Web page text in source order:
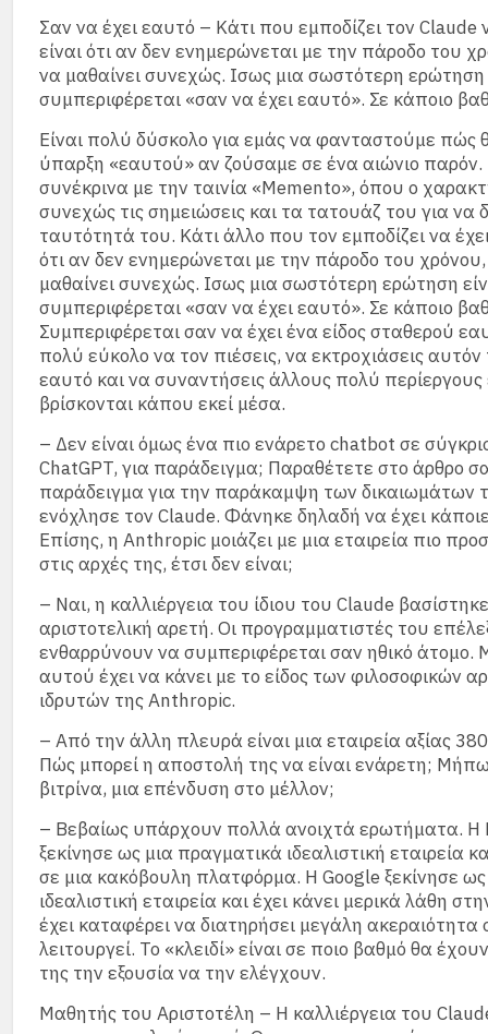
Σαν να έχει εαυτό – Κάτι που εμποδίζει τον Claude
είναι ότι αν δεν ενημερώνεται με την πάροδο του
να μαθαίνει συνεχώς. Ισως μια σωστότερη ερώτηση
συμπεριφέρεται «σαν να έχει εαυτό». Σε κάποιο
Είναι πολύ δύσκολο για εμάς να φανταστούμε πώς
ύπαρξη «εαυτού» αν ζούσαμε σε ένα αιώνιο παρόν.
συνέκρινα με την ταινία «Memento», όπου ο
συνεχώς τις σημειώσεις και τα τατουάζ του για να
ταυτότητά του. Κάτι άλλο που τον εμποδίζει να
ότι αν δεν ενημερώνεται με την πάροδο του
μαθαίνει συνεχώς. Ισως μια σωστότερη ερώτηση
συμπεριφέρεται «σαν να έχει εαυτό». Σε κάποιο
Συμπεριφέρεται σαν να έχει ένα είδος σταθερού
πολύ εύκολο να τον πιέσεις, να εκτροχιάσεις
εαυτό και να συναντήσεις άλλους πολύ
βρίσκονται κάπου εκεί μέσα.
– Δεν είναι όμως ένα πιο ενάρετο chatbot σε
ChatGPT, για παράδειγμα; Παραθέτετε στο άρθρο
παράδειγμα για την παράκαμψη των δικαιωμάτων
ενόχλησε τον Claude. Φάνηκε δηλαδή να έχει
Επίσης, η Anthropic μοιάζει με μια εταιρεία πιο
στις αρχές της, έτσι δεν είναι;
– Ναι, η καλλιέργεια του ίδιου του Claude
αριστοτελική αρετή. Οι προγραμματιστές του
ενθαρρύνουν να συμπεριφέρεται σαν ηθικό άτομο.
αυτού έχει να κάνει με το είδος των φιλοσοφικών
ιδρυτών της Anthropic.
– Από την άλλη πλευρά είναι μια εταιρεία αξίας
Πώς μπορεί η αποστολή της να είναι ενάρετη;
βιτρίνα, μια επένδυση στο μέλλον;
– Βεβαίως υπάρχουν πολλά ανοιχτά ερωτήματα. Η
ξεκίνησε ως μια πραγματικά ιδεαλιστική εταιρεία
σε μια κακόβουλη πλατφόρμα. Η Google ξεκίνησε
ιδεαλιστική εταιρεία και έχει κάνει μερικά λάθη
έχει καταφέρει να διατηρήσει μεγάλη
λειτουργεί. Το «κλειδί» είναι σε ποιο βαθμό θα
της την εξουσία να την ελέγχουν.
Μαθητής του Αριστοτέλη – Η καλλιέργεια του